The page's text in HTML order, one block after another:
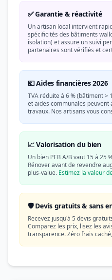
✅ Garantie & réactivité
Un artisan local intervient
spécificités des bâtiments
isolation) et assure un suivi
partenaires sont vérifiés et
💶 Aides financières 2026
TVA réduite à 6 % (bâtiment >
et aides communales peuvent
travaux. Nos artisans vous
📈 Valorisation du bien
Un bien PEB A/B vaut 15 à 25
Rénover avant de revendre
plus-value. Estimez la valeur
🛡️ Devis gratuits & sans
Recevez jusqu'à 5 devis
Comparez les prix, lisez les
transparence. Zéro frais